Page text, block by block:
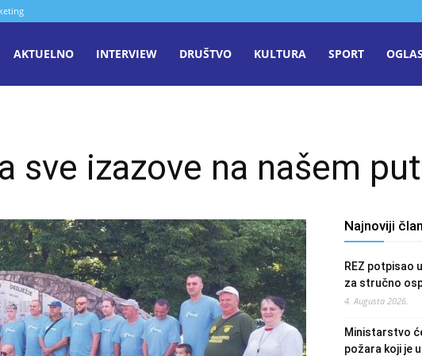
AKTUELNO INTERVIEW DRUŠTVO KULTURA SPORT
sve izazove na našem
Najnoviji
REZ potpisao
za stručno
4. Augusta 2026.
Ministarstvo
požara koji je